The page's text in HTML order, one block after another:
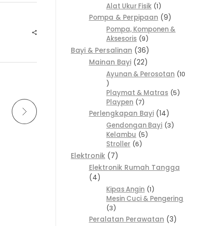
Alat Ukur Fisik 1
Pompa & Perpipaan
9
Pompa, Komponen &
Aksesoris 9
Bayi & Persalinan 36
Mainan Bayi 22
Ayunan & Perosotan 10
Playmat & Matras 5
Playpen 7
Perlengkapan Bayi 14
Gendongan Bayi 3
Kelambu 5
Stroller 6
Elektronik 7
Elektronik Rumah Tangga
4
Kipas Angin 1
Mesin Cuci & Pengering
3
Peralatan Perawatan
3